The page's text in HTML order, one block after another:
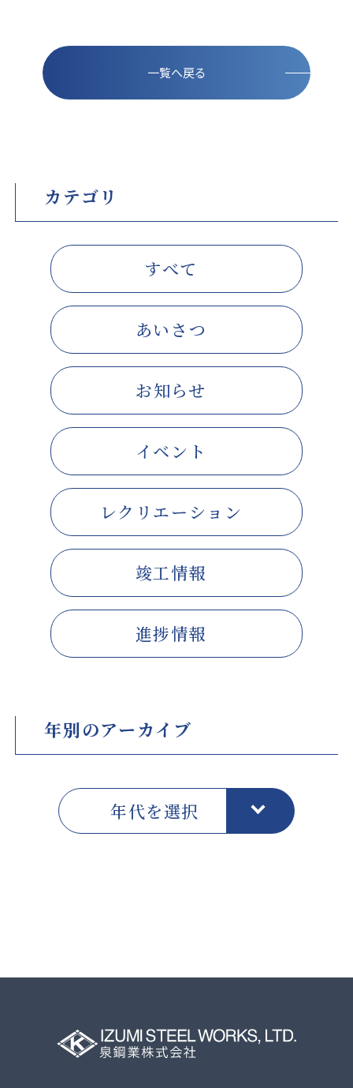
一覧へ戻る
カテゴリ
すべて
あいさつ
お知らせ
イベント
レクリエーション
竣工情報
進捗情報
年別のアーカイブ
年代を選択